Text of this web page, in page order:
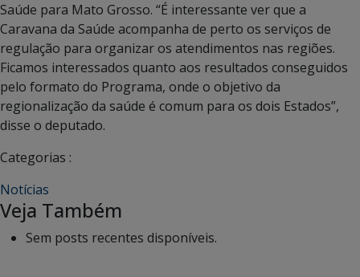
Saúde para Mato Grosso. “É interessante ver que a
Caravana da Saúde acompanha de perto os serviços de
regulação para organizar os atendimentos nas regiões.
Ficamos interessados quanto aos resultados conseguidos
pelo formato do Programa, onde o objetivo da
regionalização da saúde é comum para os dois Estados”,
disse o deputado.
Categorias :
Notícias
Veja Também
Sem posts recentes disponíveis.